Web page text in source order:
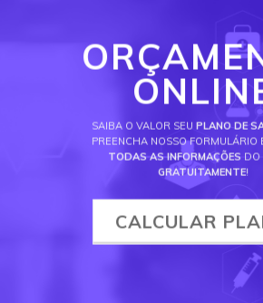
SAIBA O VALOR SEU PLANO DE
PREENCHA NOSSO FORMULÁRIO
TODAS AS INFORMAÇÕES DO
GRATUITAMENTE!
CALCULAR